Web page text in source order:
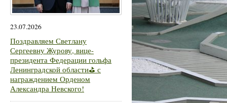
23.07.2026
Поздравляем Светлану
Сергеевну Журову, вице-
президента Федерации гольфа
Ленинградской области⛳ с
награждением Орденом
Александра Невского!